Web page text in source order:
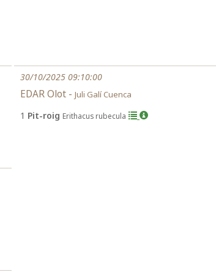
30/10/2025 09:10:00
EDAR Olot - Juli Galí Cuenca
1 Pit-roig Erithacus rubecula